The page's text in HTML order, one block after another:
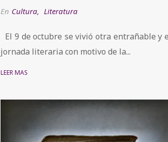
En Cultura, Literatura
El 9 de octubre se vivió otra entrañable y
jornada literaria con motivo de la...
LEER MÁS